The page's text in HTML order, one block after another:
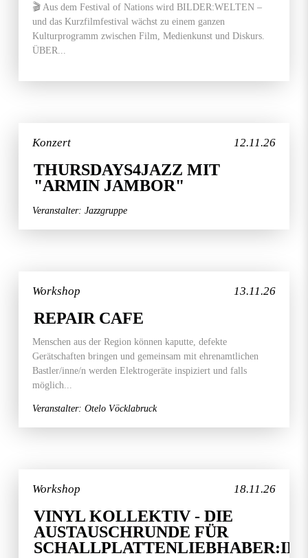
🎬 Aus dem Festival of Nations wird BILDER:WELTEN –
und das Kurzfilmfestival wächst zu einem ganzen
Kulturprogramm zwischen Film, Medienkunst und Diskurs.
ÜBER...
12.11.26
Konzert
THURSDAYS4JAZZ MIT
"ARMIN JAMBOR"
Veranstalter: Jazzgruppe
13.11.26
Workshop
REPAIR CAFE
Menschen aus der Region können kaputte, defekte
Gerätschaften bringen und gemeinsam mit ehrenamtlichen
Bastler/inne/n werden Elektrogeräte inspiziert und falls
möglich...
Veranstalter: Otelo Vöcklabruck
18.11.26
Workshop
VINYL KOLLEKTIV - DIE
AUSTAUSCHRUNDE FÜR